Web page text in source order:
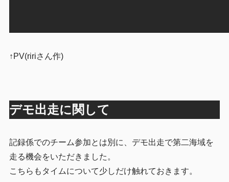
↑PV(ririさん作)
デモ出走に関して
記録係でのチーム参加とは別に、デモ出走で第二海域を
走る機会をいただきました。
こちらもタイムについて少しだけ触れておきます。